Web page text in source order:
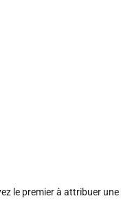
le premier à attribuer une